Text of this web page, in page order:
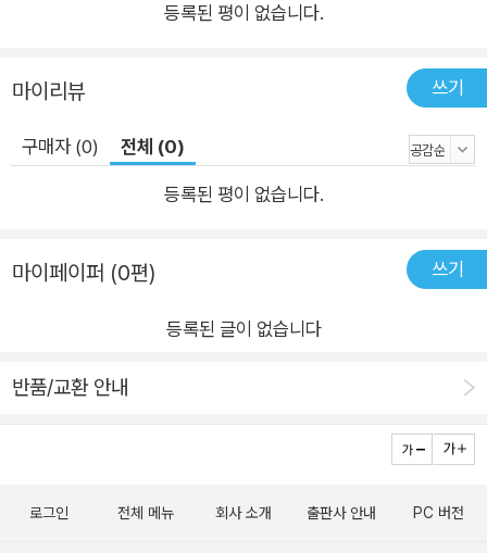
등록된 평이 없습니다.
마이리뷰 쓰기
구매자 (0) 전체 (0)
등록된 평이 없습니다.
마이페이퍼 (0편) 쓰기
등록된 글이 없습니다
반품/교환 안내
로그인 전체 메뉴 회사 소개 출판사 안내 PC 버전